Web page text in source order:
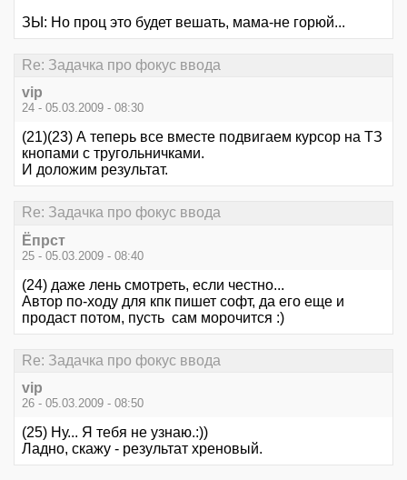
ЗЫ: Но проц это будет вешать, мама-не горюй...
Re: Задачка про фокус ввода
vip
24 - 05.03.2009 - 08:30
(21)(23) А теперь все вместе подвигаем курсор на ТЗ
кнопами с тругольничками.
И доложим результат.
Re: Задачка про фокус ввода
Ёпрст
25 - 05.03.2009 - 08:40
(24) даже лень смотреть, если честно...
Автор по-ходу для кпк пишет софт, да его еще и
продаст потом, пусть сам морочится :)
Re: Задачка про фокус ввода
vip
26 - 05.03.2009 - 08:50
(25) Ну... Я тебя не узнаю.:))
Ладно, скажу - результат хреновый.